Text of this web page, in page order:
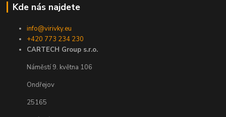
Kde nás najdete
info@virivky.eu
+420 773 234 230
CARTECH Group s.r.o.
Náměstí 9. května 106
Ondřejov
25165